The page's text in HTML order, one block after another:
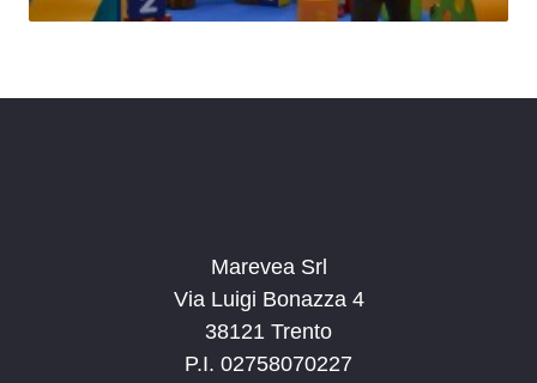
Marevea Srl
Via Luigi Bonazza 4
38121 Trento
P.I. 02758070227